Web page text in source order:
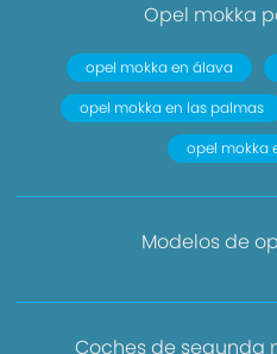
Opel mokka
opel mokka en álava
opel mokka en las palmas
opel mokka
Modelos de
Coches de segunda